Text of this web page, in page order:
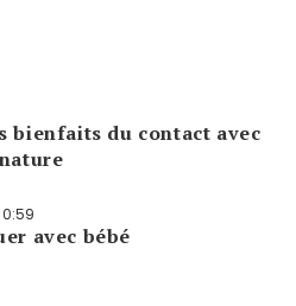
bienfaits du contact avec
0:59
avec bébé